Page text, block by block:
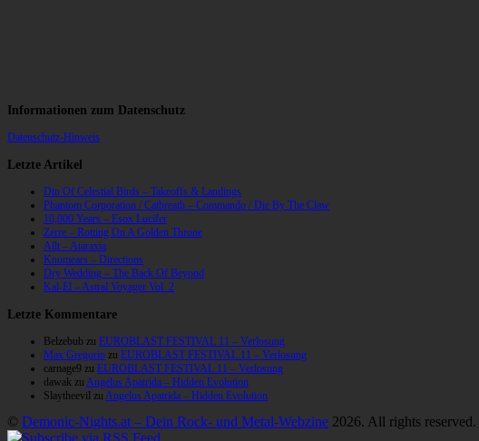
Informationen zum Datenschutz
Datenschutz-Hinweis
Letzte Artikel
Din Of Celestial Birds – Takeoffs & Landings
Phantom Corporation / Catbreath – Commando / Die By The Claw
10,000 Years – Esox Lucifer
Zerre – Rotting On A Golden Throne
Allt – Ataraxia
Knumears – Directions
Dry Wedding – The Back Of Beyond
Kal-El – Astral Voyager Vol. 2
Letzte Kommentare
Belzebub zu EUROBLAST FESTIVAL 11 – Verlosung
Max Gregorio zu EUROBLAST FESTIVAL 11 – Verlosung
carnage9 zu EUROBLAST FESTIVAL 11 – Verlosung
dawak zu Angelus Apatrida – Hidden Evolution
Slaytheevil zu Angelus Apatrida – Hidden Evolution
© Demonic-Nights.at – Dein Rock- und Metal-Webzine 2026. All rights reserved.